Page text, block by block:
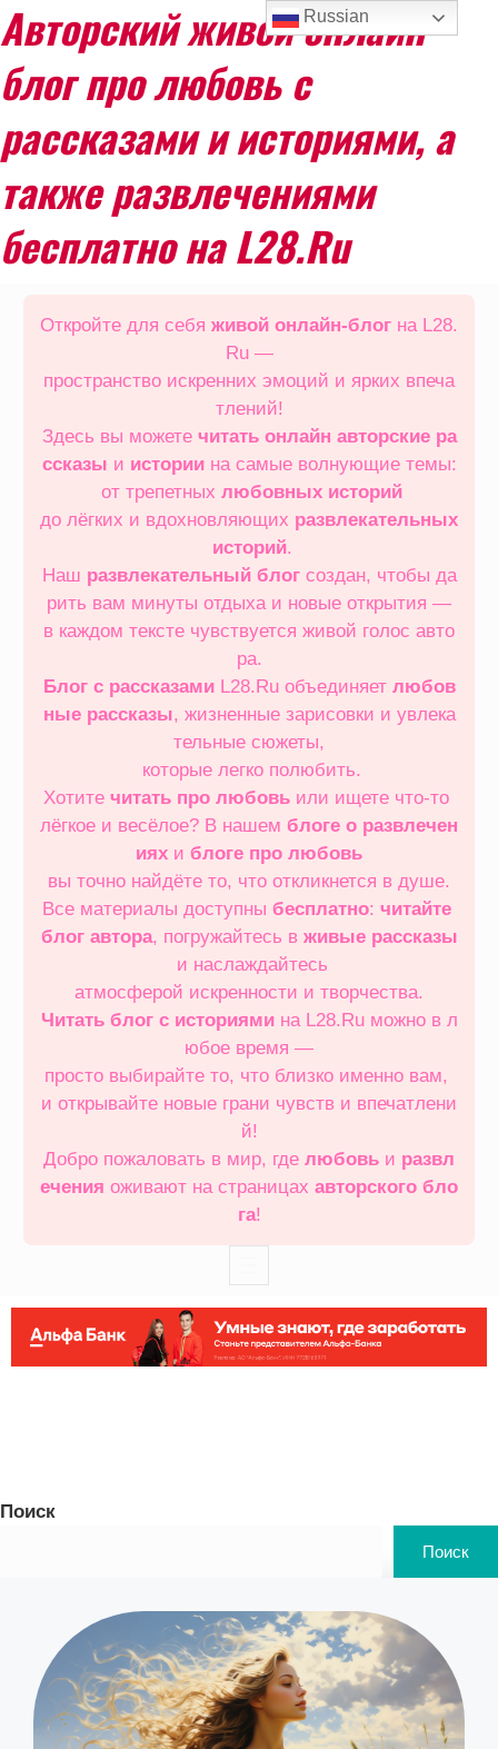
Авторский живой онлайн
блог про любовь с
рассказами и историями, а
также развлечениями
бесплатно на L28.Ru
Откройте для себя живой онлайн‑блог на L28.
Ru —
пространство искренних эмоций и ярких впеча
тлений!
Здесь вы можете читать онлайн авторские ра
ссказы и историина самые волнующие темы:
от трепетных любовных историй
до лёгких и вдохновляющих развлекательных
историй.
Наш развлекательный блогсоздан, чтобы да
рить вам минуты отдыха и новые открытия —
в каждом тексте чувствуется живой голос авто
ра.
Блог с рассказамиL28.Ru объединяет любов
ные рассказы, жизненные зарисовки и увлека
тельные сюжеты,
которые легко полюбить.
Хотите читать про любовь или ищете что‑то
лёгкое и весёлое? В нашем блоге о развлечен
иях и блоге про любовь
вы точно найдёте то, что откликнется в душе.
Все материалы доступны бесплатно: читайте
блог автора, погружайтесь в живые рассказы
и наслаждайтесь
атмосферой искренности и творчества.
Читать блог с историямина L28.Ru можно в л
юбое время —
просто выбирайте то, что близко именно вам,
и открывайте новые грани чувств и впечатлени
й!
Добро пожаловать в мир, где любовь и развл
ечения оживают на страницах авторского бло
га!
Поиск
Поиск
Russian